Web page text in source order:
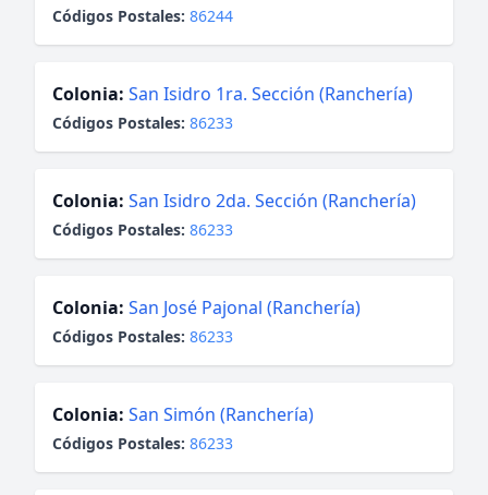
Códigos Postales: 86244
Colonia: San Isidro 1ra. Sección (Ranchería)
Códigos Postales: 86233
Colonia: San Isidro 2da. Sección (Ranchería)
Códigos Postales: 86233
Colonia: San José Pajonal (Ranchería)
Códigos Postales: 86233
Colonia: San Simón (Ranchería)
Códigos Postales: 86233